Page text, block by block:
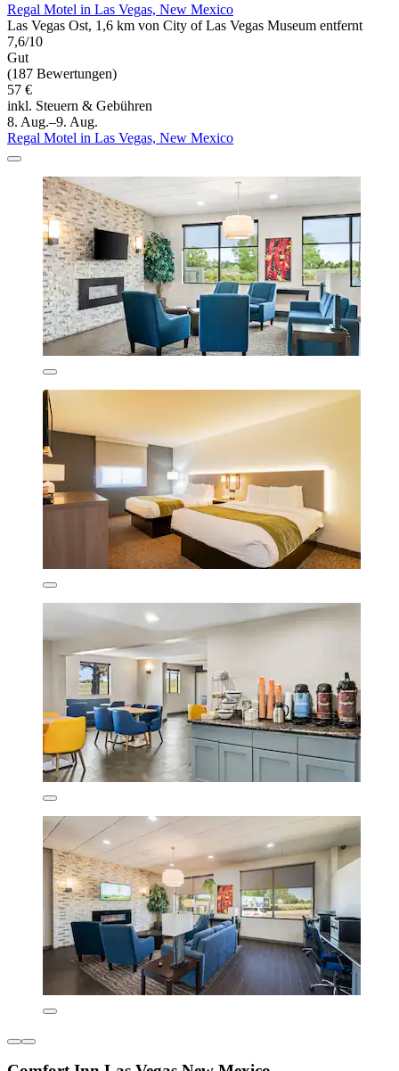
Regal Motel in Las Vegas, New Mexico
Las Vegas Ost, 1,6 km von City of Las Vegas Museum entfernt
7,6/10
Gut
(187 Bewertungen)
57 €
inkl. Steuern & Gebühren
8. Aug.–9. Aug.
Regal Motel in Las Vegas, New Mexico